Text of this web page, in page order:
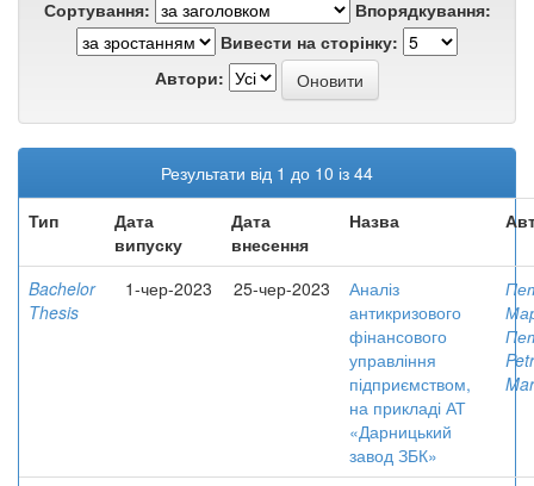
Сортування:
Впорядкування:
Вивести на сторінку:
Автори:
Результати від 1 до 10 із 44
Тип
Дата
випуску
Дата
внесення
Назва
Bachelor
Thesis
1-чер-2023 25-чер-2023
Аналіз
антикризового
фінансового
управління
підприємством,
на прикладі АТ
«Дарницький
завод ЗБК»